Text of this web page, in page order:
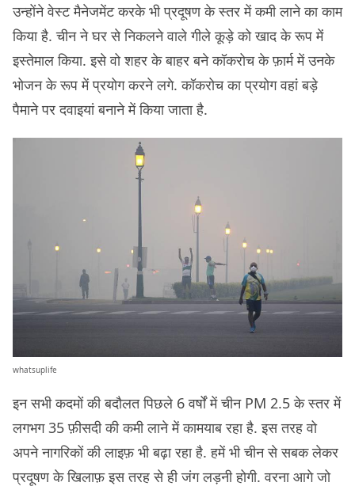
उन्होंने वेस्ट मैनेजमेंट करके भी प्रदूषण के स्तर में कमी लाने का काम
किया है. चीन ने घर से निकलने वाले गीले कूड़े को खाद के रूप में
इस्तेमाल किया. इसे वो शहर के बाहर बने कॉकरोच के फ़ार्म में उनके
भोजन के रूप में प्रयोग करने लगे. कॉकरोच का प्रयोग वहां बड़े
पैमाने पर दवाइयां बनाने में किया जाता है.
whatsuplife
इन सभी कदमों की बदौलत पिछले 6 वर्षों में चीन PM 2.5 के स्तर में
लगभग 35 फ़ीसदी की कमी लाने में कामयाब रहा है. इस तरह वो
अपने नागरिकों की लाइफ़ भी बढ़ा रहा है. हमें भी चीन से सबक लेकर
प्रदूषण के खिलाफ़ इस तरह से ही जंग लड़नी होगी. वरना आगे जो